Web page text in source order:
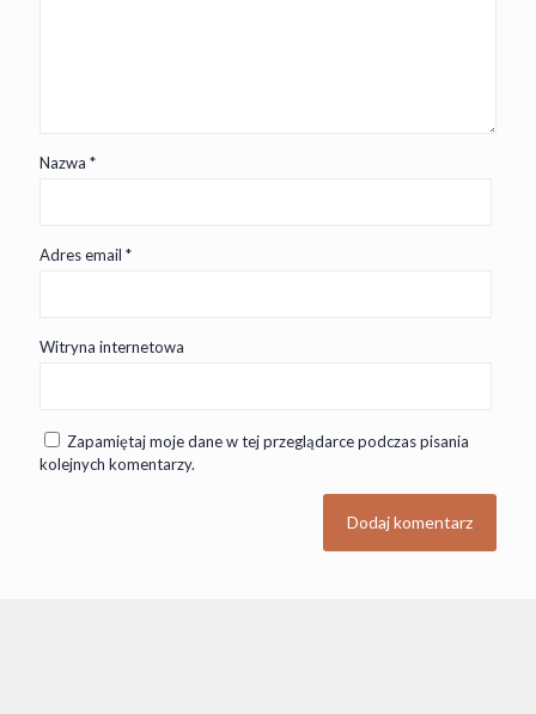
Nazwa *
Adres email *
Witryna internetowa
Zapamiętaj moje dane w tej przeglądarce podczas pisania
kolejnych komentarzy.